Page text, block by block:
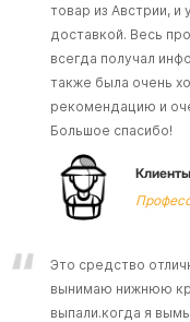
товар из Австрии, и
доставкой. Весь
всегда получал
также была очень
рекомендацию и
Большое спасибо!
Это средство
вынимаю нижнюю
выпали.когда я